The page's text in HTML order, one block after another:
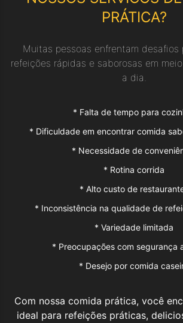
PRÁTICA?
Muitas pessoas enfrentam desafios
refeições rápidas e saborosas em
a dia.
* Falta de tempo para
* Dificuldade em encontrar comida
* Necessidade de
* Rotina corrida
* Alto custo de
* Inconsistência na qualidade de
* Variedade limitada
* Preocupações com segurança
* Desejo por comida
Com nossa comida prática, você
ideal para refeições práticas,